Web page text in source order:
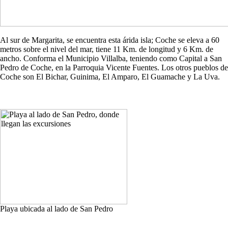
Al sur de Margarita, se encuentra esta árida isla; Coche se eleva a 60
metros sobre el nivel del mar, tiene 11 Km. de longitud y 6 Km. de
ancho. Conforma el Municipio Villalba, teniendo como Capital a San
Pedro de Coche, en la Parroquia Vicente Fuentes. Los otros pueblos de
Coche son El Bichar, Guinima, El Amparo, El Guamache y La Uva.
Playa ubicada al lado de San Pedro